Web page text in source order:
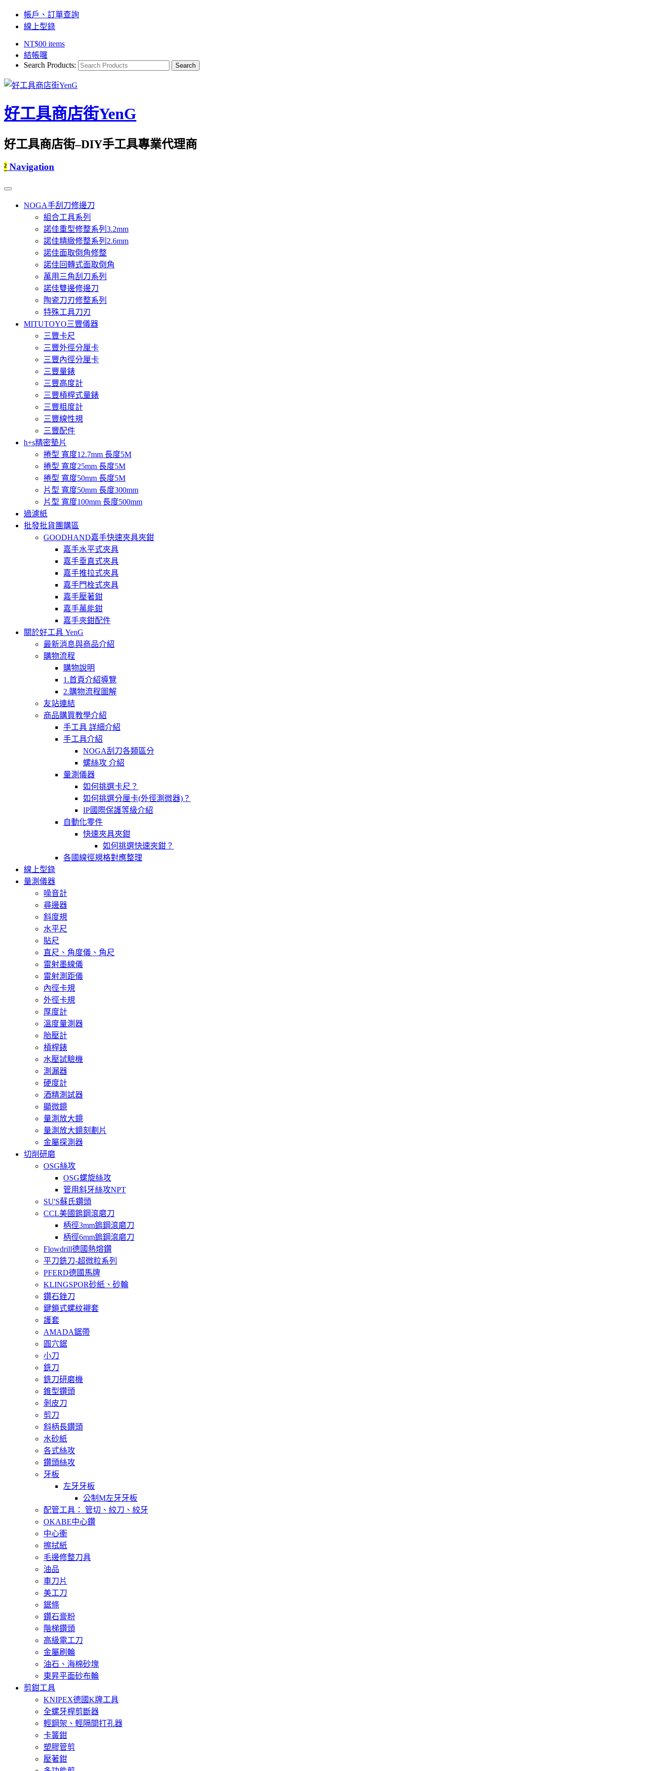
帳戶、訂單查詢
線上型錄
NT$00 items
結帳囉
Search Products:
好工具商店街YenG
好工具商店街–DIY手工具專業代理商
² Navigation
NOGA手刮刀修邊刀
組合工具系列
諾佳重型修整系列3.2mm
諾佳精緻修整系列2.6mm
諾佳面取倒角修整
諾佳回轉式面取倒角
萬用三角刮刀系列
諾佳雙邊修邊刀
陶瓷刀刃修整系列
特殊工具刀刃
MITUTOYO三豐儀器
三豐卡尺
三豐外徑分厘卡
三豐內徑分厘卡
三豐量錶
三豐高度計
三豐槓桿式量錶
三豐粗度計
三豐線性規
三豐配件
h+s精密墊片
捲型 寬度12.7mm 長度5M
捲型 寬度25mm 長度5M
捲型 寬度50mm 長度5M
片型 寬度50mm 長度300mm
片型 寬度100mm 長度500mm
過濾紙
批發批貨團購區
GOODHAND嘉手快速夾具夾鉗
嘉手水平式夾具
嘉手垂直式夾具
嘉手推拉式夾具
嘉手門栓式夾具
嘉手壓著鉗
嘉手萬能鉗
嘉手夾鉗配件
關於好工具 YenG
最新消息與商品介紹
購物流程
購物說明
1.首頁介紹導覽
2.購物流程圖解
友站連結
商品購買教學介紹
手工具 詳細介紹
手工具介紹
NOGA刮刀各類區分
螺絲攻 介紹
量測儀器
如何挑選卡尺？
如何挑選分厘卡(外徑測微器)？
IP國際保護等級介紹
自動化零件
快速夾具夾鉗
如何挑選快速夾鉗？
各國線徑規格對應整理
線上型錄
量測儀器
噪音計
尋邊器
斜度規
水平尺
貼尺
直尺、角度儀、角尺
雷射墨線儀
雷射測距儀
內徑卡規
外徑卡規
厚度計
溫度量測器
胎壓計
槓桿錶
水壓試驗機
測漏器
硬度計
酒精測試器
顯微鏡
量測放大鏡
量測放大鏡刻劃片
金屬探測器
切削研磨
OSG絲攻
OSG螺旋絲攻
管用斜牙絲攻NPT
SU'S蘇氏鑽頭
CCL美國鎢鋼滾磨刀
柄徑3mm鎢鋼滾磨刀
柄徑6mm鎢鋼滾磨刀
Flowdrill德國熱熔鑽
平刀銑刀-超微粒系列
PFERD德國馬牌
KLINGSPOR砂紙、砂輪
鑽石銼刀
鍵鎖式螺紋襯套
護套
AMADA鋸帶
圓穴鋸
小刀
銑刀
銑刀研磨機
錐型鑽頭
剝皮刀
剪刀
斜柄長鑽頭
水砂紙
各式絲攻
鑽頭絲攻
牙板
左牙牙板
公制M左牙牙板
配管工具： 管切、絞刀、絞牙
OKABE中心鑽
中心衝
擦拭紙
毛邊修整刀具
油品
車刀片
美工刀
鋸條
鑽石膏粉
階梯鑽頭
高級電工刀
金屬刷輪
油石、海棉砂塊
東昇平面砂布輪
剪鉗工具
KNIPEX德國K牌工具
全螺牙桿剪斷器
輕鋼架、輕隔間打孔器
卡簧鉗
塑膠管剪
壓著鉗